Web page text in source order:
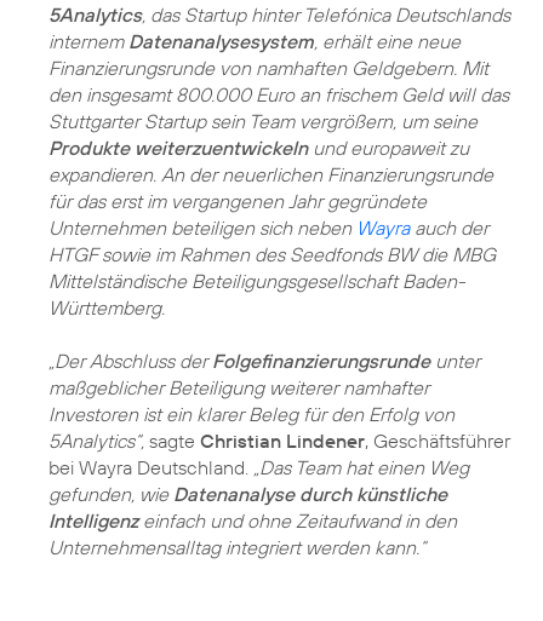
5Analytics, das Startup hinter Telefónica Deutschlands
internem Datenanalysesystem , erhält eine neue
Finanzierungsrunde von namhaften Geldgebern. Mit
den insgesamt 800.000 Euro an frischem Geld will das
Stuttgarter Startup sein Team vergrößern, um seine
Produkte weiterzuentwickelnund europaweit zu
expandieren. An der neuerlichen Finanzierungsrunde
für das erst im vergangenen Jahr gegründete
Unternehmen beteiligen sich neben Wayraauch der
HTGF sowie im Rahmen des Seedfonds BW die MBG
Mittelständische Beteiligungsgesellschaft Baden-
Württemberg.
„Der Abschluss derFolgefinanzierungsrundeunter
maßgeblicher Beteiligung weiterer namhafter
Investoren ist ein klarer Beleg für den Erfolg von
5Analytics“, sagte Christian Lindener, Geschäftsführer
bei Wayra Deutschland.
„Das Team hat einen Weg
gefunden, wie Datenanalyse durch künstliche
Intelligenzeinfach und ohne Zeitaufwand in den
Unternehmensalltag integriert werden kann.“